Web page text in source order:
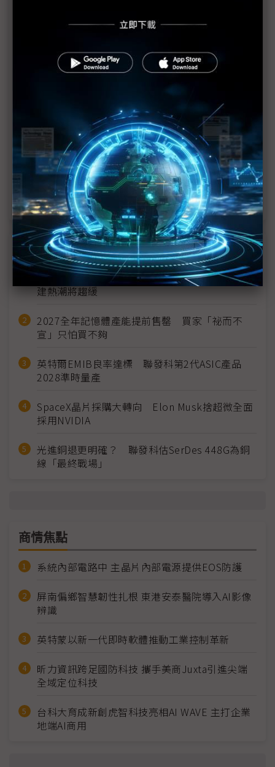
智晶開發PMOLED最小微型顯示器 最小尺寸達0.29
默克與錼創攜手 Touch Taiwan展Micro LED透明顯
透明廣告看板、電子紙智慧站牌 台廠Touch Taiwan
2 >>
近７天熱門報導
MLCC訂單過熱、出貨比創高 村田示警全球AI基
建熱潮將趨緩
2027全年記憶體產能提前售罄 買家「祕而不
宣」只怕買不夠
英特爾EMIB良率達標 聯發科第2代ASIC產品
2028準時量產
SpaceX晶片採購大轉向 Elon Musk捨超微全面
採用NVIDIA
光進銅退更明確？ 聯發科估SerDes 448G為銅
線「最終戰場」
商情焦點
系統內部電路中 主晶片內部電源提供EOS防護
屏南偏鄉智慧韌性扎根 東港安泰醫院導入AI影像
辨識
英特蒙以新一代即時軟體推動工業控制革新
昕力資訊跨足國防科技 攜手美商Juxta引進尖端
全域定位科技
台科大育成新創虎智科技亮相AI WAVE 主打企業
地端AI商用